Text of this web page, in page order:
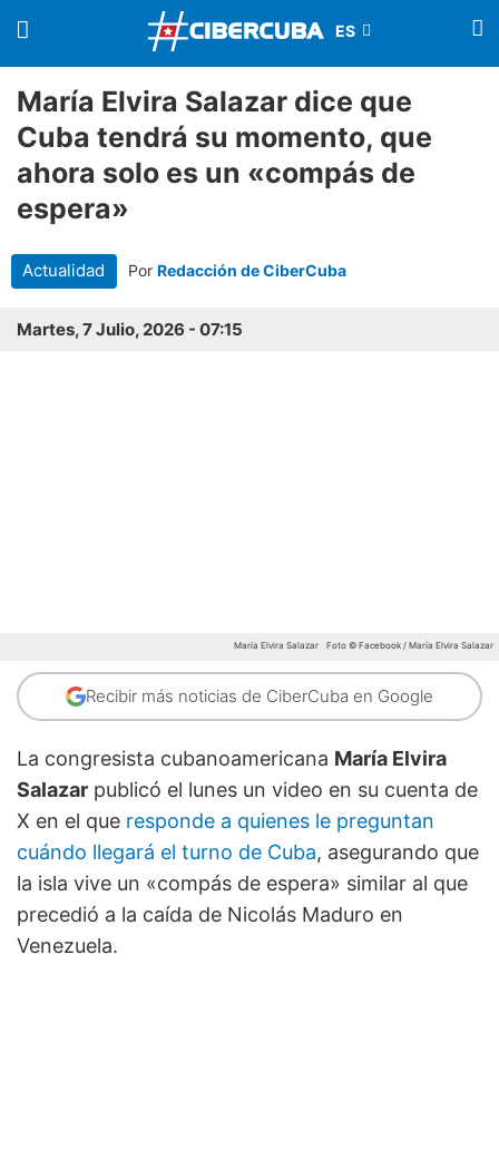
María Elvira Salazar dice que
Cuba tendrá su momento, que
ahora solo es un «compás de
espera»
Actualidad Por Redacción de CiberCuba
Martes, 7 Julio, 2026 - 07:15
María Elvira Salazar Foto © Facebook / María Elvira Salazar
Recibir más noticias de CiberCuba en Google
La congresista cubanoamericana María Elvira
Salazar publicó el lunes un video en su cuenta de
X en el que responde a quienes le preguntan
cuándo llegará el turno de Cuba, asegurando que
la isla vive un «compás de espera» similar al que
precedió a la caída de Nicolás Maduro en
Venezuela.